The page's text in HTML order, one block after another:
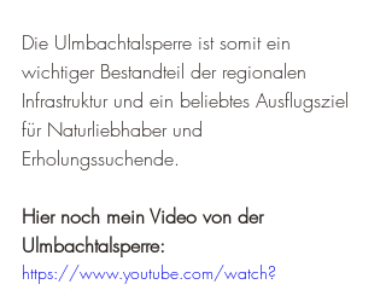
Die Ulmbachtalsperre ist somit ein
wichtiger Bestandteil der regionalen
Infrastruktur und ein beliebtes Ausflugsziel
für Naturliebhaber und
Erholungssuchende.
Hier noch mein Video von der
Ulmbachtalsperre:
https://www.youtube.com/watch?